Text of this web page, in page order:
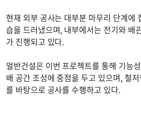
현재 외부 공사는 대부분 마무리 단계에
습을 드러냈으며, 내부에서는 전기와 배
가 진행되고 있다.
얼반건설은 이번 프로젝트를 통해 기능
배 공간 조성에 중점을 두고 있으며, 철
를 바탕으로 공사를 수행하고 있다.